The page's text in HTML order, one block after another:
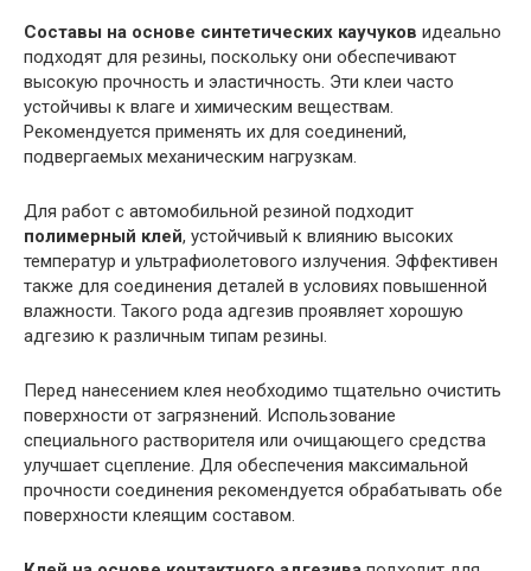
Составы на основе синтетических каучуков идеально
подходят для резины, поскольку они обеспечивают
высокую прочность и эластичность. Эти клеи часто
устойчивы к влаге и химическим веществам.
Рекомендуется применять их для соединений,
подвергаемых механическим нагрузкам.
Для работ с автомобильной резиной подходит
полимерный клей, устойчивый к влиянию высоких
температур и ультрафиолетового излучения. Эффективен
также для соединения деталей в условиях повышенной
влажности. Такого рода адгезив проявляет хорошую
адгезию к различным типам резины.
Перед нанесением клея необходимо тщательно очистить
поверхности от загрязнений. Использование
специального растворителя или очищающего средства
улучшает сцепление. Для обеспечения максимальной
прочности соединения рекомендуется обрабатывать обе
поверхности клеящим составом.